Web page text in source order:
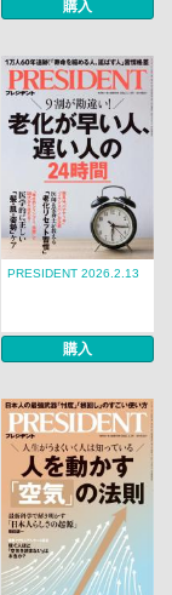
購入
PRESIDENT 2026.2.13
購入